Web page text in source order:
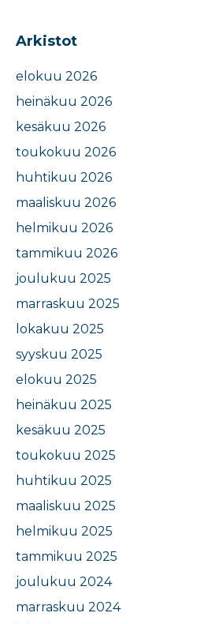
Arkistot
elokuu 2026
heinäkuu 2026
kesäkuu 2026
toukokuu 2026
huhtikuu 2026
maaliskuu 2026
helmikuu 2026
tammikuu 2026
joulukuu 2025
marraskuu 2025
lokakuu 2025
syyskuu 2025
elokuu 2025
heinäkuu 2025
kesäkuu 2025
toukokuu 2025
huhtikuu 2025
maaliskuu 2025
helmikuu 2025
tammikuu 2025
joulukuu 2024
marraskuu 2024